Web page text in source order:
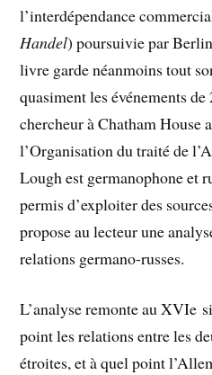
l’interdépendance
Handel) poursuivie par
livre garde néanmoins tout
quasiment les événements
chercheur à Chatham House
l’Organisation du traité de
Lough est germanophone et
permis d’exploiter des
propose au lecteur une
relations germano-russes.
L’analyse remonte au XVIe
point les relations entre les
étroites, et à quel point